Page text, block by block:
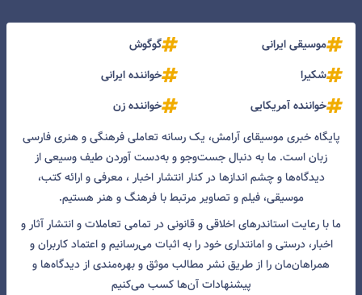
موسیقی ایرانی
گوگوش
شکیرا
خواننده ایرانی
خواننده آمریکایی
خواننده زن
پایگاه خبری موسیقای آرامش، یک رسانه تعاملی فرهنگی و هنری فارسی
زبان است. ما به دنبال جست‌و‌جو و به‌دست آوردن طیف وسیعی از
دیدگاه‌ها و چشم انداز‌ها در کنار انتشار اخبار ، معرفی و ارائه کتب،
موسیقی، فیلم و تصاویر مرتبط با فرهنگ و هنر هستیم.
ما با رعایت استاندرهای اخلاقی و قانونی در تمامی تعاملات و انتشار آثار و
اخبار، درستی و امانتداری خود را به اثبات می‌رسانیم و اعتماد کاربران و
همراهان‌مان را از طریق نشر مطالب موثق و بهره‌مندی از دیدگاه‌ها و
پیشنهادات آن‌ها کسب می‌کنیم